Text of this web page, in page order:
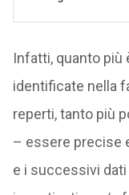
Infatti, quanto più
identificate nella
reperti, tanto più
– essere precise
e i successivi